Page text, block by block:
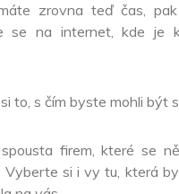
zrovna teď čas,
se na internet, kde je
to, s čím byste mohli být
firem, které se
Vyberte si i vy tu, která